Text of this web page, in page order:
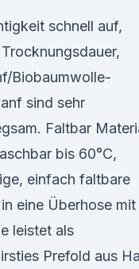
schnell auf,
Biobaumwolle-
sind sehr
Faltbar
bis 60°C,
einfach faltbare
eine Überhose mit
leistet als
Prefold aus